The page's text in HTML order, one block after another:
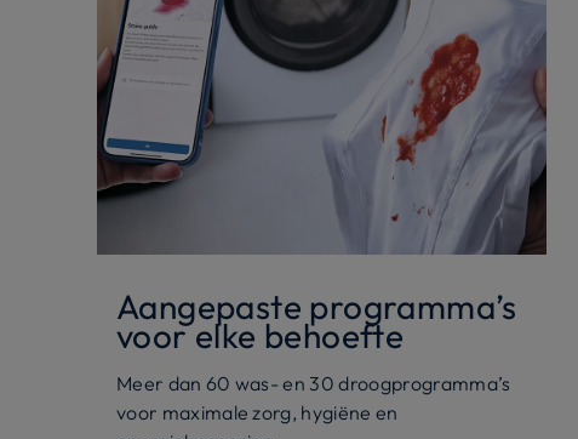
Aangepaste programma’s
voor elke behoefte
Meer dan 60 was- en 30 droogprogramma’s
voor maximale zorg, hygiëne en